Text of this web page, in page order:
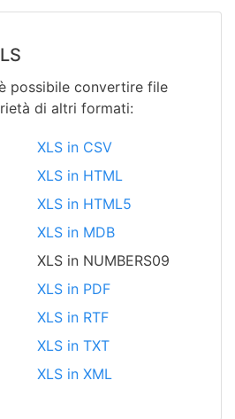
possibile convertire file
di altri formati:
XLS in CSV
XLS in HTML
XLS in HTML5
XLS in MDB
XLS in NUMBERS09
XLS in PDF
XLS in RTF
XLS in TXT
XLS in XML